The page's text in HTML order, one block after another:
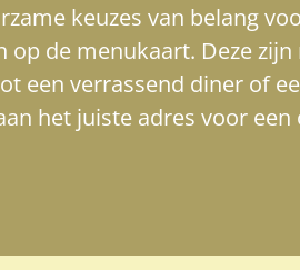
keuzes van belang
op de menukaart. Deze
een verrassend diner of
het juiste adres voor